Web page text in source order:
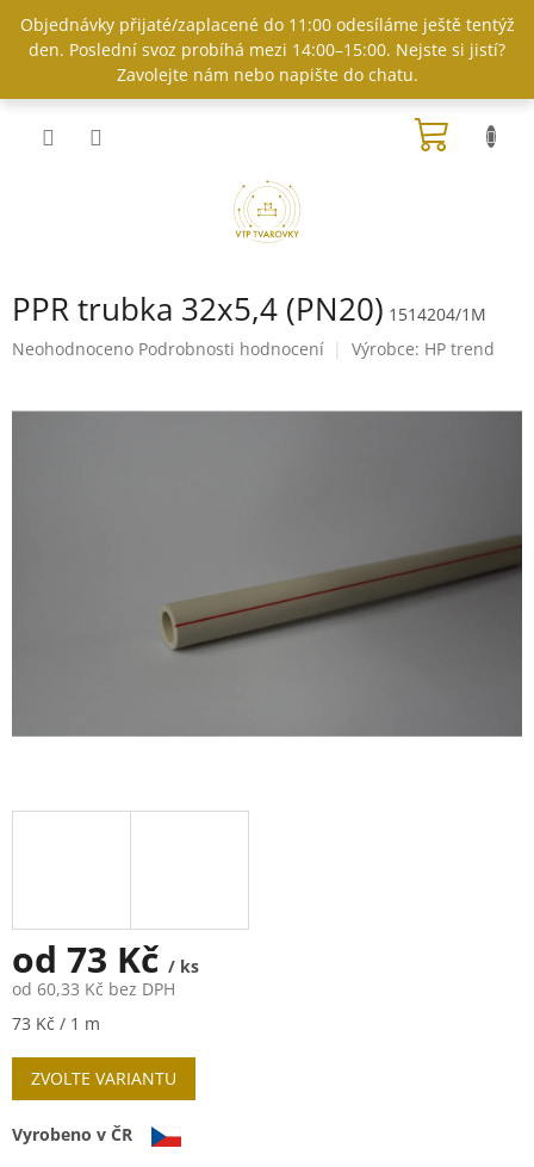
obsah
Objednávky přijaté/zaplacené do 11:00 odesíláme ještě tentýž
den. Poslední svoz probíhá mezi 14:00–15:00. Nejste si jistí?
Zavolejte nám nebo napište do chatu.
PPR trubka 32x5,4 (PN20) 1514204/1M
Průměrné
je
Neohodnoceno Podrobnosti hodnocení Výrobce: HP trend
od 73 Kč / ks
od 60,33 Kč bez DPH
Měrná
73 Kč / 1 m
ZVOLTE VARIANTU
Vyrobeno v ČR